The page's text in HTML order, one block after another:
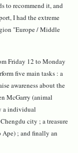
to recommend it, and
I had the extreme
"Europe / Middle
Friday 12 to Monday
five main tasks : a
awareness about the
McGarry (animal
a individual
city ; a treasure
; and finally an